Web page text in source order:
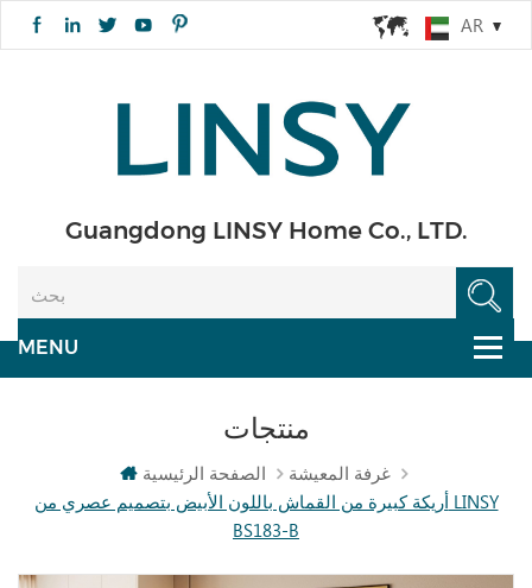
AR
Guangdong LINSY Home Co., LTD.
منتجات
الصفحة الرئيسية
غرفة المعيشة
أريكة كبيرة من القماش باللون الأبيض بتصميم عصري من LINSY
BS183-B